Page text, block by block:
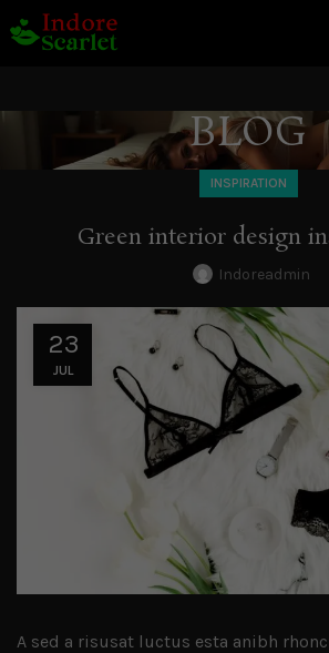
BLOG
INSPIRATION
Green interior design
Indoreadmin
23
JUL
A sed a risusat luctus esta anibh